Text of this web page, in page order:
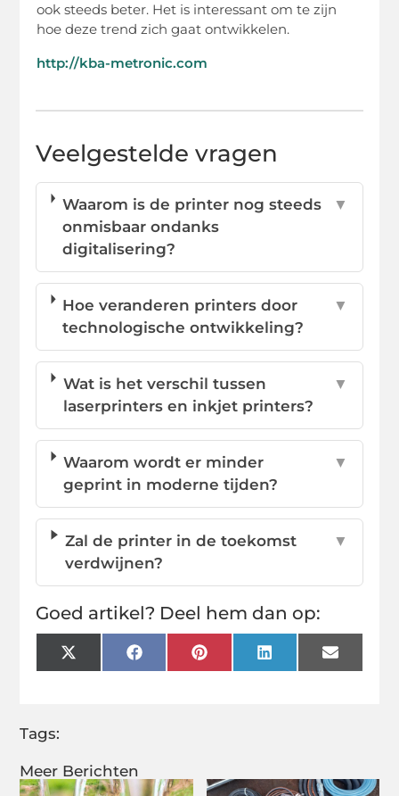
Meer Berichten
ook steeds beter. Het is interessant om te zijn
hoe deze trend zich gaat ontwikkelen.
http://kba-metronic.com
Veelgestelde vragen
Waarom is de printer nog steeds
onmisbaar ondanks
digitalisering?
▼
Hoe veranderen printers door
technologische ontwikkeling?
▼
Wat is het verschil tussen
laserprinters en inkjet printers?
▼
Waarom wordt er minder
geprint in moderne tijden?
▼
Zal de printer in de toekomst
verdwijnen?
▼
Goed artikel? Deel hem dan op:
X
(Twitter)
FacebookPinterestLinkedInEmail
Tags: